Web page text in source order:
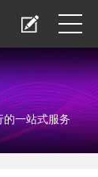
的一站式服务